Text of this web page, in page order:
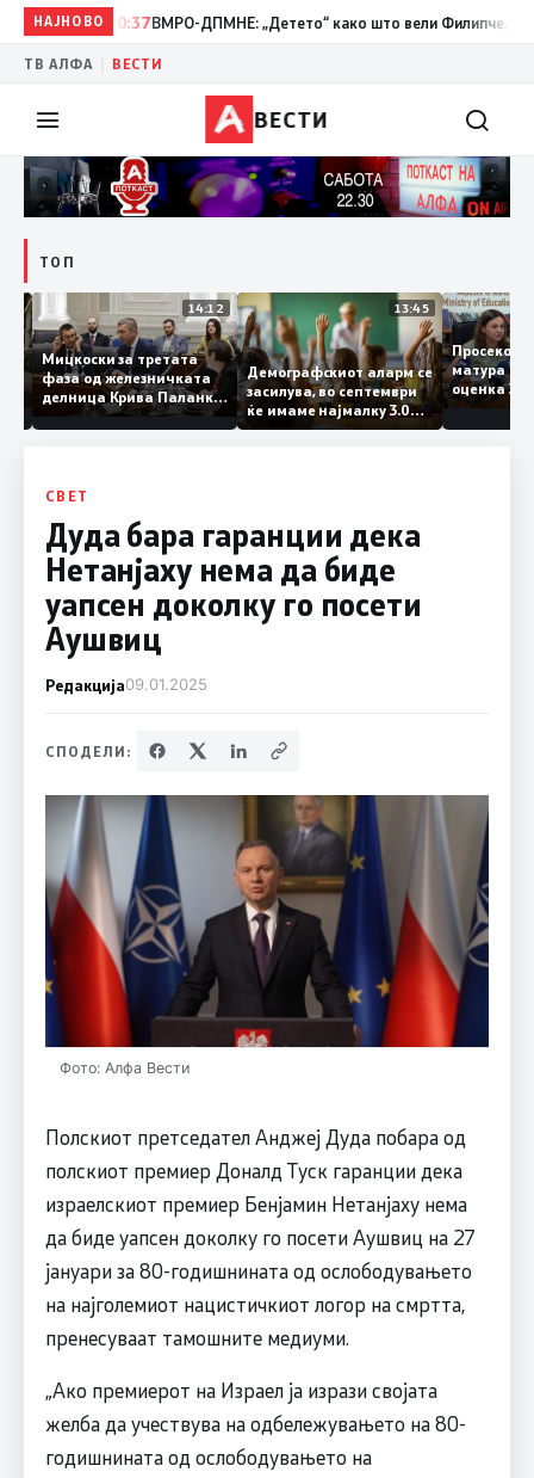
НАЈНОВО
10:37 ВМРО-ДПМНЕ: „Детето“ како што вели Филипче, денес
ТВ АЛФА ВЕСТИ
ВЕСТИ
ТОП
15:20
Во
14:12
Мицкоски за третата
фаза од железничката
делница Крива Паланка
– Деве Баир: Проектот
нема да заврши на
целина
13:45
Демографскиот аларм се
засилува, во септември
ќе имаме најмалку 3.000
првачиња помалку
матура
оценка
СВЕТ
Дуда бара гаранции дека
Нетанјаху нема да биде
уапсен доколку го посети
Аушвиц
Редакција09.01.2025
СПОДЕЛИ:
Фото: Алфа Вести
Полскиот претседател Анджеј Дуда побара од
полскиот премиер Доналд Туск гаранции дека
израелскиот премиер Бенјамин Нетанјаху нема
да биде уапсен доколку го посети Аушвиц на 27
јануари за 80-годишнината од ослободувањето
на најголемиот нацистичкиот логор на смртта,
пренесуваат тамошните медиуми.
„Ако премиерот на Израел ја изрази својата
желба да учествува на одбележувањето на 80-
годишнината од ослободувањето на